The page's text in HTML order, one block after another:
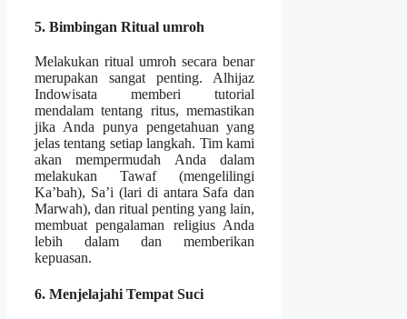
5. Bimbingan Ritual umroh
Melakukan ritual umroh secara benar
merupakan sangat penting. Alhijaz
Indowisata memberi tutorial
mendalam tentang ritus, memastikan
jika Anda punya pengetahuan yang
jelas tentang setiap langkah. Tim kami
akan mempermudah Anda dalam
melakukan Tawaf (mengelilingi
Ka’bah), Sa’i (lari di antara Safa dan
Marwah), dan ritual penting yang lain,
membuat pengalaman religius Anda
lebih dalam dan memberikan
kepuasan.
6. Menjelajahi Tempat Suci